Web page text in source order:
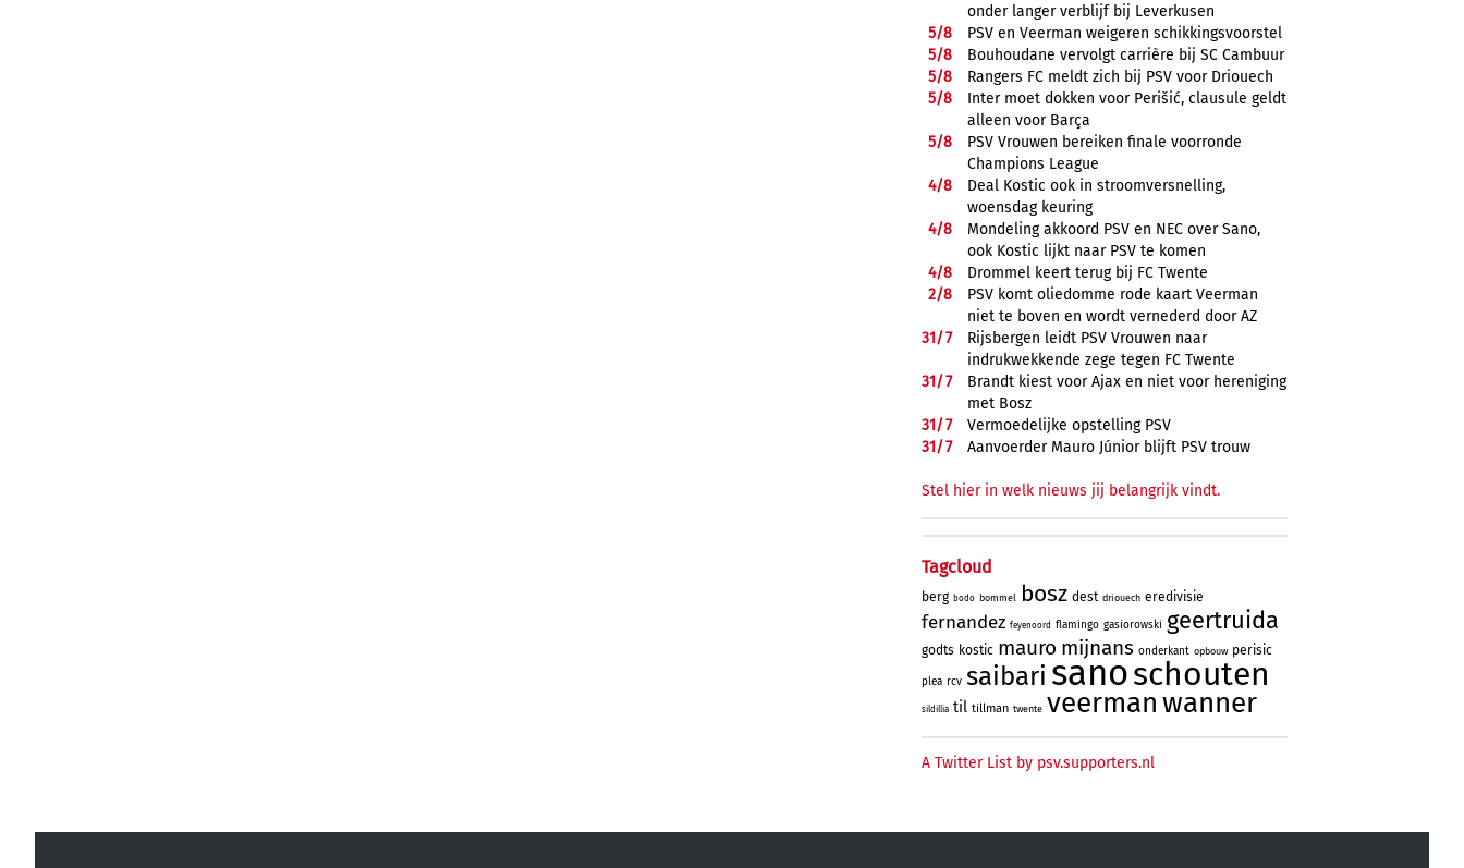
onder langer verblijf bij Leverkusen
5/8
PSV en Veerman weigeren schikkingsvoorstel
5/8
Bouhoudane vervolgt carrière bij SC Cambuur
5/8
Rangers FC meldt zich bij PSV voor Driouech
5/8
Inter moet dokken voor Perišić, clausule geldt
alleen voor Barça
5/8
PSV Vrouwen bereiken finale voorronde
Champions League
4/8
Deal Kostic ook in stroomversnelling,
woensdag keuring
4/8
Mondeling akkoord PSV en NEC over Sano,
ook Kostic lijkt naar PSV te komen
4/8
Drommel keert terug bij FC Twente
2/8
PSV komt oliedomme rode kaart Veerman
niet te boven en wordt vernederd door AZ
31/7
Rijsbergen leidt PSV Vrouwen naar
indrukwekkende zege tegen FC Twente
31/7
Brandt kiest voor Ajax en niet voor hereniging
met Bosz
31/7
Vermoedelijke opstelling PSV
31/7 Aanvoerder Mauro Júnior blijft PSV trouw
Stel hier in welk nieuws jij belangrijk vindt.
Tagcloud
berg bodo bommel bosz dest driouech eredivisie
fernandez feyenoord flamingo gasiorowski geertruida
godts kostic mauro mijnans onderkant opbouw perisic
plea rcv saibari sanoschouten
sildillia til tillman twente veermanwanner
A Twitter List by psv.supporters.nl